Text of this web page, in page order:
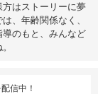
方はストーリーに夢
、年齢関係なく、
のもと、みんなど
信中！